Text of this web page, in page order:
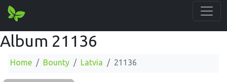
Album 21136
Home Bounty Latvia 21136